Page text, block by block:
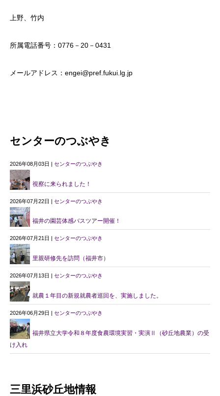
上野、竹内
所属電話番号：0776－20－0431
メールアドレス：engei@pref.fukui.lg.jp
センターのつぶやき
2026年08月03日 | センターのつぶやき
視察に来られました！
2026年07月22日 | センターのつぶやき
福井の園芸体感バスツアー開催！
2026年07月21日 | センターのつぶやき
里親研修先を訪問（福井市）
2026年07月13日 | センターのつぶやき
就農１年目の新規就農者巡回を、実施しました。
2026年06月29日 | センターのつぶやき
福井県立大学令和８年度食農環境実習・実演Ⅱ（砂丘地農業）の受
け入れ
三里浜砂丘地情報